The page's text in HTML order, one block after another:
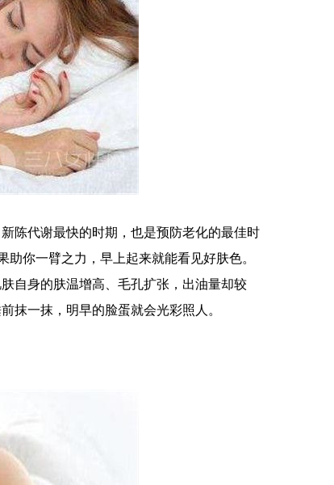
陈代谢最快的时期，也是预防老化的最佳时
你一臂之力，早上起来就能看见好肤色。
自身的肤温增高、毛孔扩张，出油量却较
抹一抹，明早的脸蛋就会光彩照人。